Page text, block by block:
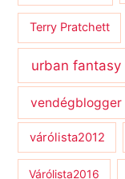
Terry Pratchett
urban fantasy
vendégblogger
várólista2012
Várólista2016